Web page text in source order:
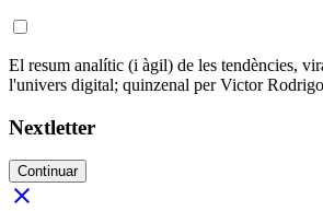
El resum analític (i àgil) de les tendències,
l'univers digital; quinzenal per Victor Rodrigo
Nextletter
Continuar
close